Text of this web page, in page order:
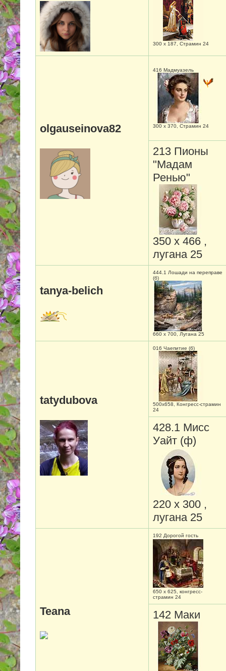
300 х 187, Страмин 24
olgauseinova82
416 Мадмуазель
300 х 370, Страмин 24
213 Пионы
"Мадам
Ренью"
350 х 466 ,
лугана 25
tanya-belich
444.1 Лошади на переправе
(б)
660 х 700, Лугана 25
tatydubova
016 Чаепитие (б)
500х658, Конгресс-страмин
24
428.1 Мисс
Уайт (ф)
220 х 300 ,
лугана 25
Teana
192 Дорогой гость
650 х 625, конгресс-
страмин 24
142 Маки